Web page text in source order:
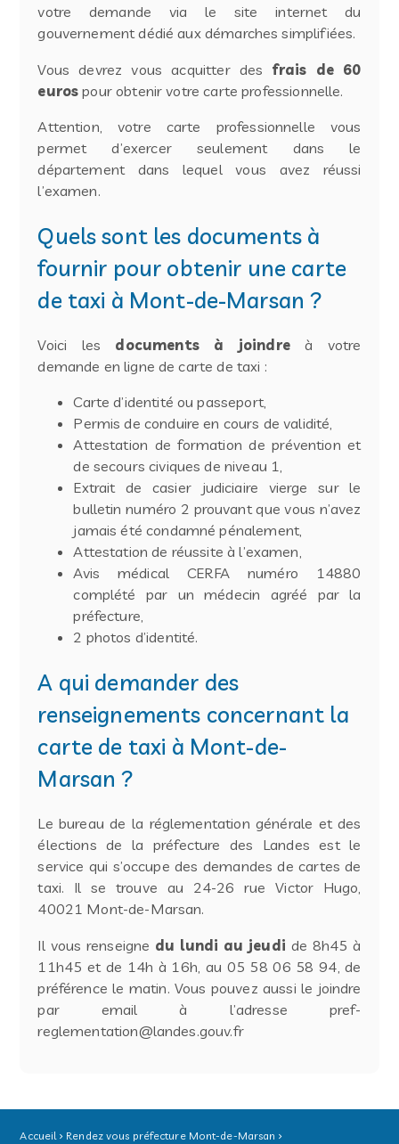
Accueil
Rendez vous préfecture Mont-de-Marsan
votre demande via le site internet du
gouvernementdédié aux démarches simplifiées.
Vous devrez vous acquitter des frais de 60
euros pour obtenir votre carte professionnelle.
Attention, votre carte professionnelle vous
permet d’exercer seulement dans le
département dans lequel vous avez réussi
l’examen.
Quels sont les documents à
fournir pour obtenir une carte
de taxi à Mont-de-Marsan ?
Voici les documents à joindreà votre
demande en ligne de carte de taxi :
Carte d’identité ou passeport,
Permis de conduire en cours de validité,
Attestation de formation de prévention et
de secours civiques de niveau 1,
Extrait de casier judiciaire vierge sur le
bulletin numéro 2 prouvant que vous n’avez
jamais été condamné pénalement,
Attestation de réussite à l’examen,
Avis médical CERFA numéro 14880
complété par un médecin agréé par la
préfecture,
2 photos d’identité.
A qui demander des
renseignements concernant la
carte de taxi à Mont-de-
Marsan ?
Le bureau de la réglementation générale et des
élections de la préfecture des Landes est le
service qui s’occupe des demandes de cartes de
taxi. Il se trouve au 24-26 rue Victor Hugo,
40021 Mont-de-Marsan.
Il vous renseigne du lundi au jeudi de 8h45 à
11h45 et de 14h à 16h, au 05 58 06 58 94, de
préférence le matin. Vous pouvez aussi le joindre
par email à l’adresse pref-
reglementation@landes.gouv.fr